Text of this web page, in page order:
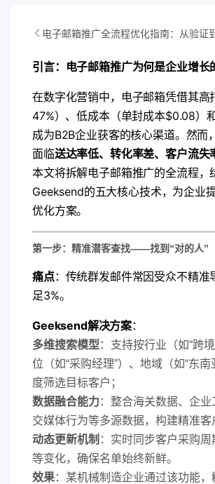
电子邮箱推广全流程优化指南：从验证
引言：电子邮箱推广为何是企业增长
在数字化营销中，电子邮箱凭借其高
47%）、低成本（单封成本$0.08）
成为B2B企业获客的核心渠道。然而
面临​送达率低、转化率差、客户流失
本文将拆解电子邮箱推广的全流程，
Geeksend的五大核心技术，为企业
优化方案。
​第一步：精准潜客查找——找到“对的人”​
​痛点​：传统群发邮件常因受众不精准
足3%。
​Geeksend解决方案​​：
​多维搜索模型​ ：支持按行业（如“跨
位（如“采购经理”）、地域（如“东南
度筛选目标客户；
​数据融合能力​ ：整合海关数据、企
交媒体行为等多源数据，构建精准客
​动态更新机制​ ：实时同步客户采购
等变化，确保名单始终新鲜。
​效果​：某机械制造企业通过该功能，